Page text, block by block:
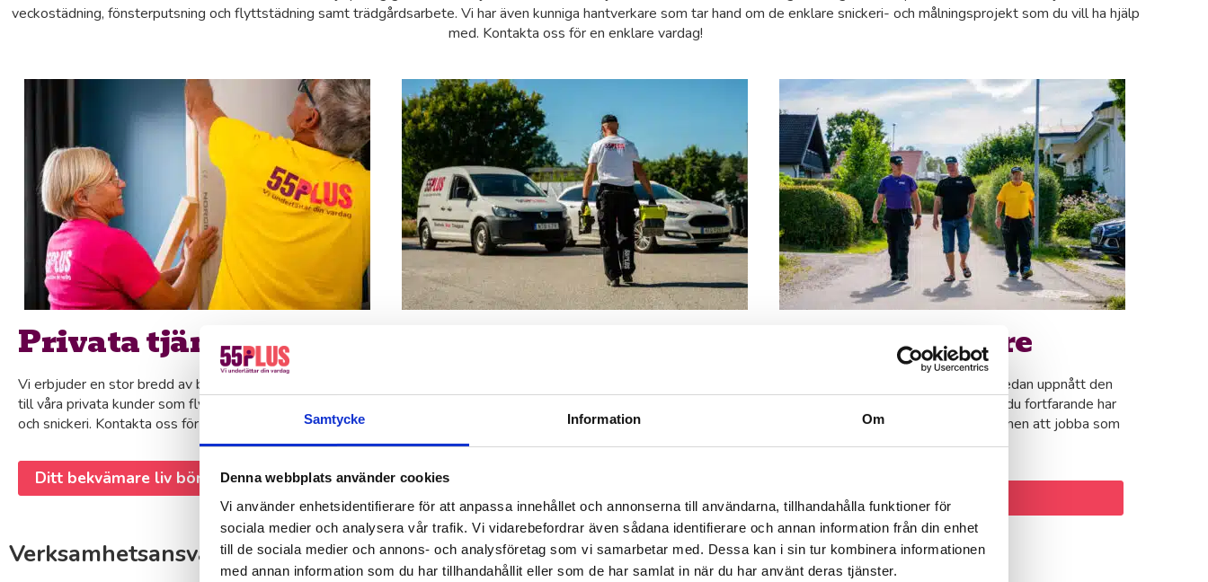
Samtycke Information Om
Denna webbplats använder cookies
Vi använder enhetsidentifierare för att anpassa innehållet och annonserna till användarna, tillhandahålla funktioner för
sociala medier och analysera vår trafik. Vi vidarebefordrar även sådana identifierare och annan information från din enhet
till de sociala medier och annons- och analysföretag som vi samarbetar med. Dessa kan i sin tur kombinera informationen
med annan information som du har tillhandahållit eller som de har samlat in när du har använt deras tjänster.
veckostädning, fönsterputsning och flyttstädning samt trädgårdsarbete. Vi har även kunniga hantverkare som tar hand om de enklare snickeri- och målningsprojekt som du vill ha hjälp
med. Kontakta oss för en enklare vardag!
Privata tjänster
Vi erbjuder en stor bredd av både ROT- och RUT-tjänster
till våra privata kunder som flyttstädning, trädgårdsarbete
och snickeri. Kontakta oss för mer information.
Ditt bekvämare liv börjar här!
för exempelvis fastighetsägare och
bostadsrättsföreningar – alltid anpassade för era behov.
Läs vidare och boka
Bli medarbetare
Börjar du närma dig pensionen, eller redan uppnått den
magiska åldersgränsen och insett att du fortfarande har
mycket energi och vilja kvar? Välkommen att jobba som
senior / veteran hos oss i Skurup.
Kontakta oss
Verksamhetsansvarig 55Plus Skurup Jag svarar när du vill ha hjälp!